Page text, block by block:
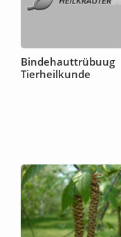
Bindehauttrübuug
Tierheilkunde